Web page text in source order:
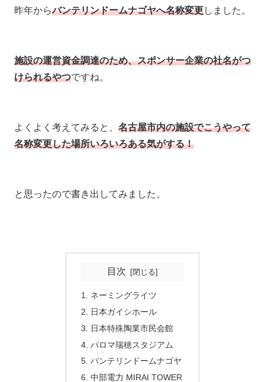
昨年からバンテリンドームナゴヤへ名称変更しました。
施設の運営資金調達のため、スポンサー企業の社名がつ
けられるやつですね。
よくよく考えてみると、 名古屋市内の施設でこうやって
名称変更した場所いろいろある気がする！
と思ったので書き出してみました。
目次
ネーミングライツ
日本ガイシホール
日本特殊陶業市民会館
パロマ瑞穂スタジアム
バンテリンドームナゴヤ
中部電力 MIRAI TOWER